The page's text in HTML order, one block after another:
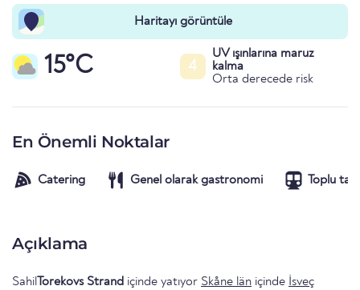
Haritayı görüntüle
15°C 4
UV ışınlarına maruz
kalma
Orta derecede risk
En Önemli Noktalar
Catering Genel olarak gastronomi Toplu
Açıklama
SahilTorekovs Strand içinde yatıyor Skåne län içinde İsveç